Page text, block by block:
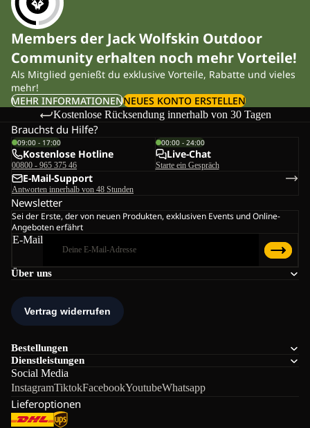
Members der Jack Wolfskin Outdoor
Community erhalten noch mehr Vorteile!
Als Mitglied genießt du exklusive Vorteile, Rabatte und vieles
mehr!
MEHR INFORMATIONENNEUES KONTO ERSTELLEN
Kostenlose Rücksendung innerhalb von 30 Tagen
Über uns
Bestellungen
Dienstleistungen
Social Media
InstagramTiktokFacebookYoutubeWhatsapp
Lieferoptionen
Brauchst du Hilfe?
09:00 - 17:00
Kostenlose Hotline
00800 - 965 375 46
00:00 - 24:00
Live-Chat
Starte ein Gespräch
E-Mail-Support
Antworten innerhalb von 48 Stunden
Newsletter
Sei der Erste, der von neuen Produkten, exklusiven Events und Online-
Angeboten erfährt
E-Mail